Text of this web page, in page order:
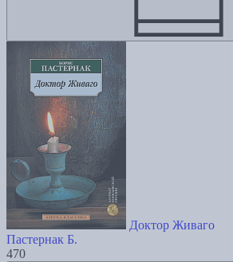
Доктор Живаго
Пастернак Б.
470